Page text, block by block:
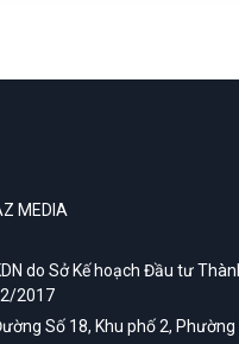
MEDIA
do Sở Kế hoạch Đầu tư
2017
Số 18, Khu phố 2, Phường